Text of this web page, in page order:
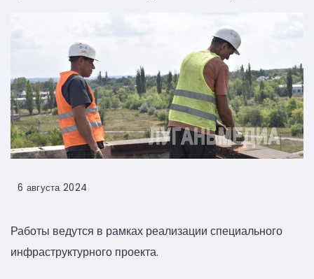
6 августа 2024
Работы ведутся в рамках реализации специального
инфраструктурного проекта.